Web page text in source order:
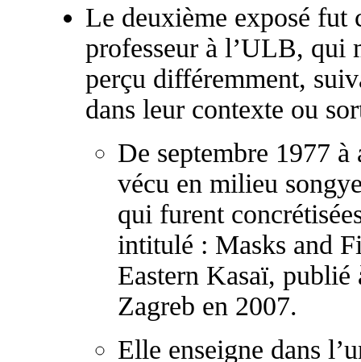
Le deuxième exposé fut
professeur à l’ULB, qui
perçu différemment,
dans leur contexte ou
De septembre 1977
vécu en milieu
qui furent
intitulé : Masks and
Eastern Kasaï,
Zagreb en 2007.
Elle enseigne dans